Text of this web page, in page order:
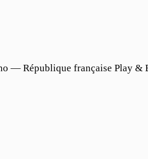
— République française Play &